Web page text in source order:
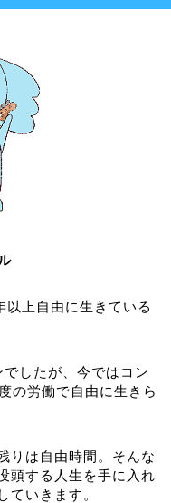
以上自由に生きている
したが、今ではコン
の労働で自由に生きら
りは自由時間。そんな
頭する人生を手に入れ
ていきます。